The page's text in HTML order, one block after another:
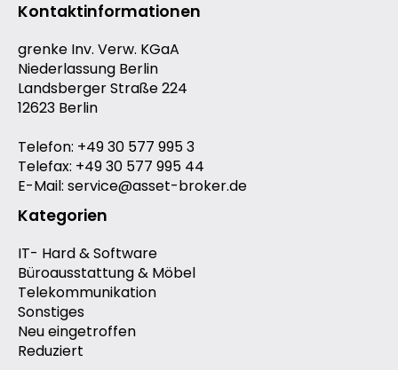
Kontaktinformationen
grenke Inv. Verw. KGaA
Niederlassung Berlin
Landsberger Straße 224
12623 Berlin
Telefon: +49 30 577 995 3
Telefax: +49 30 577 995 44
E-Mail: service@asset-broker.de
Kategorien
IT- Hard & Software
Büroausstattung & Möbel
Telekommunikation
Sonstiges
Neu eingetroffen
Reduziert